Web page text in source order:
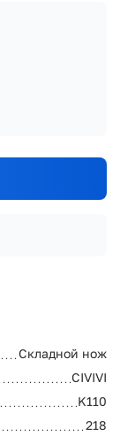
Складной нож
CIVIVI
K110
218